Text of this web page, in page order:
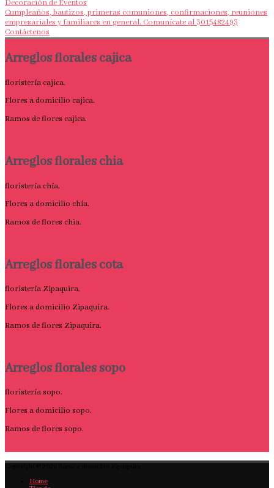
Decoración de Eventos
Cumpleaños, bautizos, primeras comuniones, confirmaciones, reuniones
empresariales y familiares en general. Comunícate al 3015482493
Contáctenos
Arreglos florales cajica
floristería cajica.
Flores a domicilio cajica.
Ramos de flores cajica.
Arreglos florales chia
floristería chía.
Flores a domicilio chía.
Ramos de flores chia.
Arreglos florales cota
floristería Zipaquira.
Flores a domicilio Zipaquira.
Ramos de flores Zipaquira.
Arreglos florales sopo
floristería sopo.
Flores a domicilio sopo.
Ramos de flores sopo.
Home